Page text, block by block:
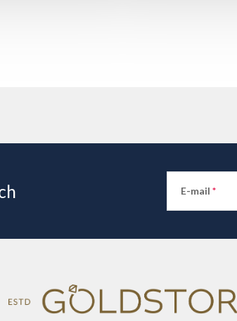
E-mail